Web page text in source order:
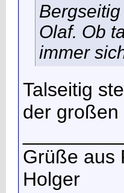
Olaf. Ob
immer
Talseitig
der großen
Grüße aus
Holger